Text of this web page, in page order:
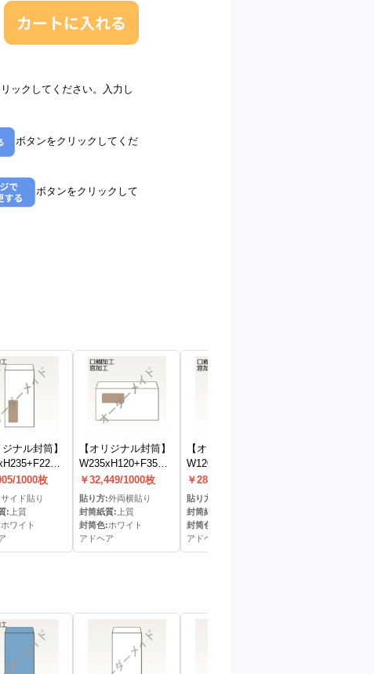
ックしてください。入力し
ボタンをクリックしてくだ
ボタンをクリックして
ジナル封筒】
窓
アドヘア)(S
1000枚
サイド貼り
: 上質
ホワイト
【オリジナル封筒】
W235xH120+F35内
カマス貼窓明封筒(ア
ドヘア)(両横貼)
￥32,449/1000枚
貼り方:外両横貼り
封筒紙質: 上質
封筒色:ホワイト
アドヘア
【オリジナル封筒】
W120xH235+F22窓
明封筒(アドヘア)(C
貼)
￥28,946/1000枚
貼り方:
封筒紙質:
封筒色:
アドヘア